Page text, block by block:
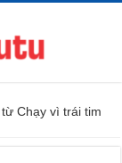
Chạy vì trái tim